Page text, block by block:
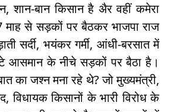
शान-बान किसान है अैर वहीं कमेरा
माह से सड़कों पर बैठकर भाजपा राज
सर्दी, भयंकर गर्मी, आंधी-बरसात में
आसमान के नीचे सड़कों पर बैठा है।
का जश्न मना रहे थे? जो मुख्यमंत्री,
विधायक किसानों के भारी विरोध के